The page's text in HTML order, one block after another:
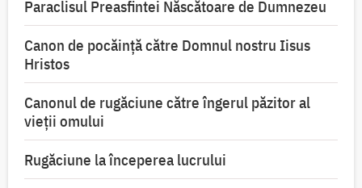
Paraclisul Preasfintei Născătoare de Dumnezeu
Canon de pocăință către Domnul nostru Iisus
Hristos
Canonul de rugăciune către îngerul păzitor al
vieții omului
Rugăciune la începerea lucrului